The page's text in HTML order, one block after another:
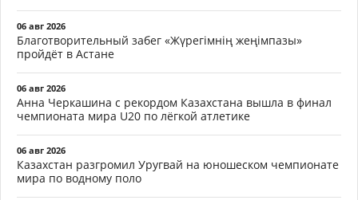
06 авг 2026
Благотворительный забег «Жүрегімнің жеңімпазы»
пройдёт в Астане
06 авг 2026
Анна Черкашина с рекордом Казахстана вышла в финал
чемпионата мира U20 по лёгкой атлетике
06 авг 2026
Казахстан разгромил Уругвай на юношеском чемпионате
мира по водному поло